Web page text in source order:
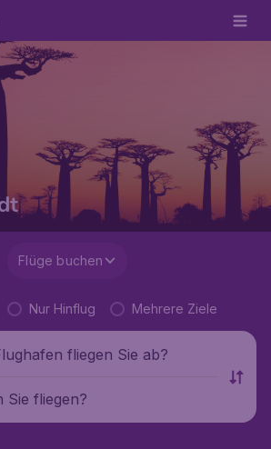
Flüge buchen
Nur Hinflug Mehrere Ziele
fliegen Sie ab?
Sie fliegen?